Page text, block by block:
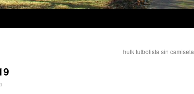
hulk futbolista sin camiseta